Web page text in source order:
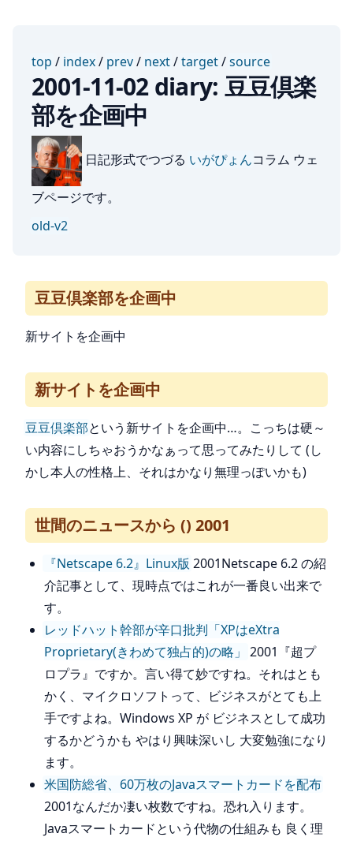
top / index/ prev/ next/target/source
2001-11-02 diary: 豆豆倶楽
部を企画中
日記形式でつづる いがぴょんコラム ウェ
ブページです。
old-v2
豆豆倶楽部を企画中
新サイトを企画中
新サイトを企画中
豆豆倶楽部という新サイトを企画中…。こっちは硬～
い内容にしちゃおうかなぁって思ってみたりして (し
かし本人の性格上、それはかなり無理っぽいかも)
世間のニュースから () 2001
『Netscape 6.2』Linux版 2001Netscape 6.2 の紹
介記事として、現時点ではこれが一番良い出来で
す。
レッドハット幹部が辛口批判「XPはeXtra
Proprietary(きわめて独占的)の略」 2001『超プ
ロプラ』ですか。言い得て妙ですね。それはとも
かく、マイクロソフトって、ビジネスがとても上
手ですよね。Windows XP が ビジネスとして成功
するかどうかも やはり興味深いし 大変勉強になり
ます。
米国防総省、60万枚のJavaスマートカードを配布
2001なんだか凄い枚数ですね。恐れ入ります。
Javaスマートカードという代物の仕組みも 良く理